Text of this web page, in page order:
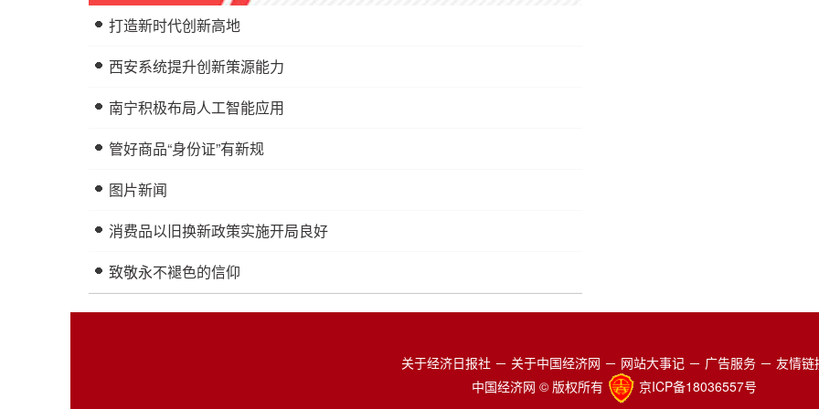
打造新时代创新高地
西安系统提升创新策源能力
南宁积极布局人工智能应用
管好商品“身份证”有新规
图片新闻
消费品以旧换新政策实施开局良好
致敬永不褪色的信仰
关于经济日报社 － 关于中国经济网 － 网站大事记 － 广告服务 － 友情链
中国经济网 © 版权所有
京ICP备18036557号